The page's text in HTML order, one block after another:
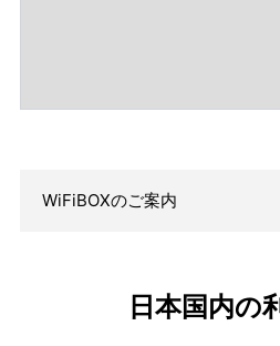
WiFiBOXのご案内
日本国内の